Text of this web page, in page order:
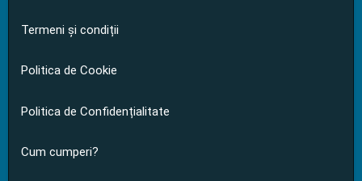
Termeni și condiții
Politica de Cookie
Politica de Confidențialitate
Cum cumperi?